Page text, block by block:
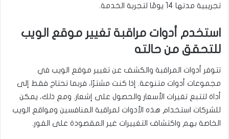
تجريبية مدتها 14 يومًا لتجربة الخدمة.
استخدم أدوات مراقبة تغيير موقع الويب
للتحقق من حالته
تتوفر أدوات المراقبة والكشف عن تغيير موقع الويب في
مجموعات أدوات متنوعة. إذا كنت مشترًا، فربما تحتاج فقط إلى
أداة لتتبع تغيرات الأسعار والحصول على إشعار. ومع ذلك، يمكن
للشركات استخدام هذه الأدوات لمراقبة المنافسين ومواقع الويب
الخاصة بهم واكتشاف التغييرات غير المقصودة على الفور.